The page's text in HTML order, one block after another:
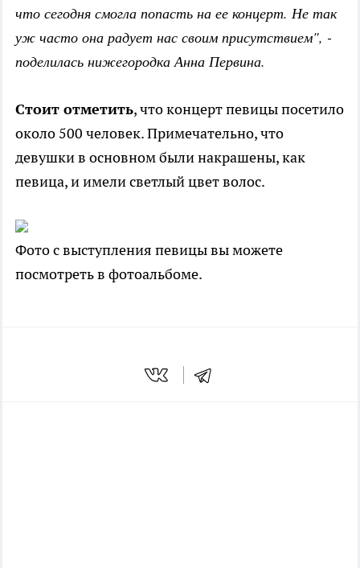
что сегодня смогла попасть на ее концерт. Не так
уж часто она радует нас своим присутствием", -
поделилась нижегородка Анна Первина.
Стоит отметить, что концерт певицы посетило
около 500 человек. Примечательно, что
девушки в основном были накрашены, как
певица, и имели светлый цвет волос.
Фото с выступления певицы вы можете
посмотреть в фотоальбоме.